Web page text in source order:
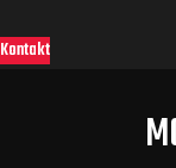
Kontakt